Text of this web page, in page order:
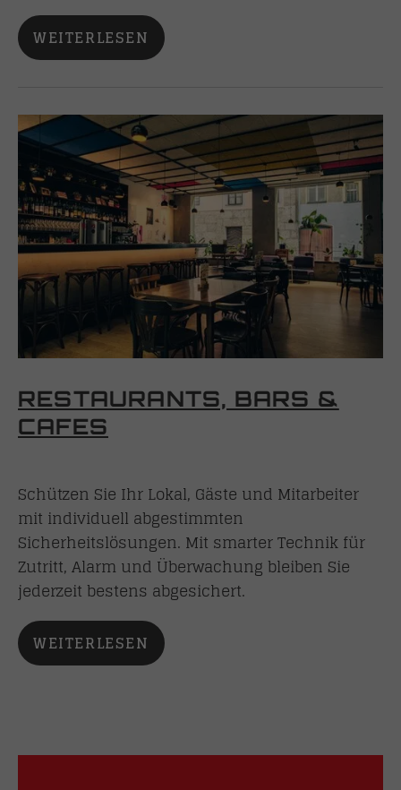
WEITERLESEN
RESTAURANTS, BARS &
CAFES
Schützen Sie Ihr Lokal, Gäste und Mitarbeiter
mit individuell abgestimmten
Sicherheitslösungen. Mit smarter Technik für
Zutritt, Alarm und Überwachung bleiben Sie
jederzeit bestens abgesichert.
WEITERLESEN